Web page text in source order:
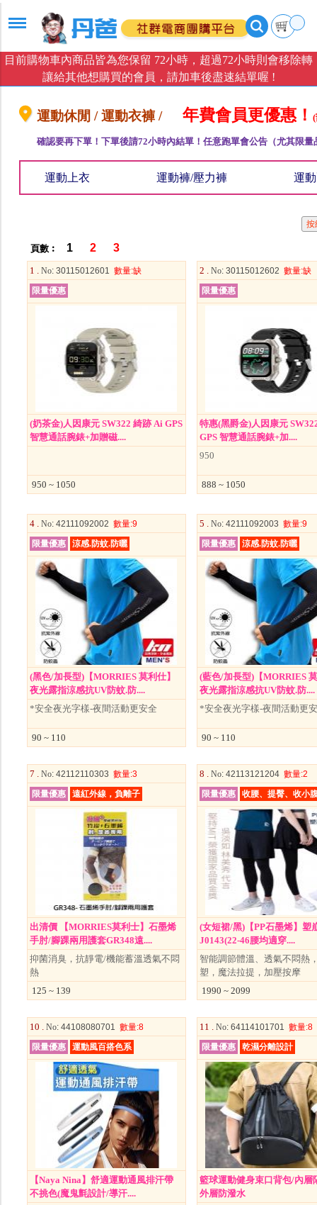
目前購物車內商品皆為您保留 72小時，超過72小時則會移除轉
讓給其他想購買的會員，請加車後盡速結單喔 !
運動休閒 / 運動衣褲 / 年費會員更優惠！
確認要再下單！下單後請72小時內結單！任意跑單會公告（尤其限
運動上衣 運動褲/壓力褲 運
頁數︰ 1 2 3
1 . No: 30115012601 數量:缺
限量優惠
(奶茶金)人因康元 SW322 綺跡 Ai GPS
智慧通話腕錶+加贈磁....
950 ~ 1050
2 . No: 30115012602 數量:缺
限量優惠
特惠(黑爵金)人因康元
GPS 智慧通話腕錶+加....
950
888 ~ 1050
4 . No: 42111092002 數量:9
限量優惠
涼感.防蚊.防曬
(黑色/加長型)【MORRIES 莫利仕】
夜光露指涼感抗UV防蚊.防....
*安全夜光字樣-夜間活動更安全
90 ~ 110
5 . No: 42111092003 數量:9
限量優惠
涼感.防蚊.防曬
(藍色/加長型)【MORRIES
夜光露指涼感抗UV防蚊.防....
*安全夜光字樣-夜間活動更
90 ~ 110
7 . No: 42112110303 數量:3
限量優惠
遠紅外線，負離子
出清價 【MORRIES莫利士】石墨烯
手肘/腳踝兩用護套GR348遠....
抑菌消臭，抗靜電/機能蓄溫透氣不悶
熱
125 ~ 139
8 . No: 42113121204 數量:2
限量優惠
收腰、提臀、收小
(女短裙/黑)【PP石墨烯】塑
J0143(22-46腰均適穿....
智能調節體溫、透氣不悶熱
塑，魔法拉提，加壓按摩
1990 ~ 2099
10 . No: 44108080701 數量:8
限量優惠
運動風百搭色系
【Naya Nina】舒適運動通風排汗帶
不挑色(魔鬼氈設計/導汗....
11 . No: 64114101701 數量:8
限量優惠
乾濕分離設計
籃球運動健身束口背包/內層
外層防潑水